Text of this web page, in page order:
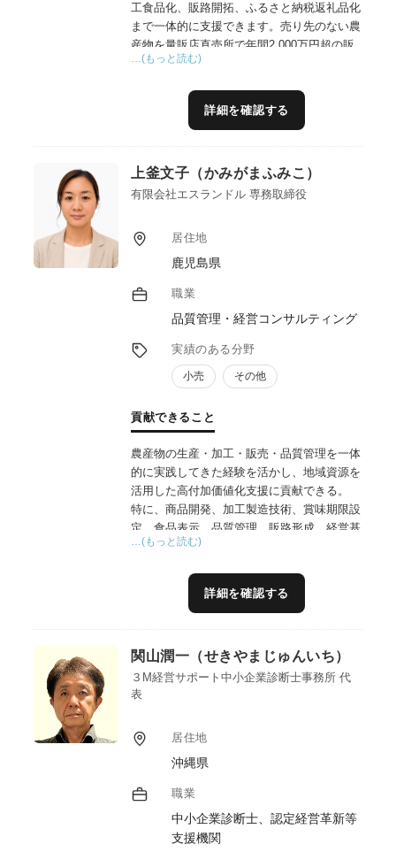
工食品化、販路開拓、ふるさと納税返礼品化
まで一体的に支援できます。売り先のない農
産物を量販店直売所で年間2,000万円超の販
売につなげた経験や、琉大ミーバイラーメン
グの経験を活かし、農漁業者の所得向上と地
域内経済循環に貢献します。
…(もっと読む)
詳細を確認する
上釜文子（かみがまふみこ）
有限会社エスランドル 専務取締役
居住地
鹿児島県
職業
品質管理・経営コンサルティング
実績のある分野
小売 その他
貢献できること
農産物の生産・加工・販売・品質管理を一体
的に実践してきた経験を活かし、地域資源を
活用した高付加価値化支援に貢献できる。
特に、商品開発、加工製造技術、賞味期限設
定、食品表示、品質管理、販路形成、経営基
盤強化を強みとしており、小規模事業者に対
また、大学や異業種事業者、行政との連携経
験を活かし、地域資源の価値向上や新たな販
まで継続的に支援できることが強みである。
…(もっと読む)
詳細を確認する
関山潤一（せきやまじゅんいち）
３M経営サポート中小企業診断士事務所 代
表
居住地
沖縄県
職業
中小企業診断士、認定経営革新等
支援機関